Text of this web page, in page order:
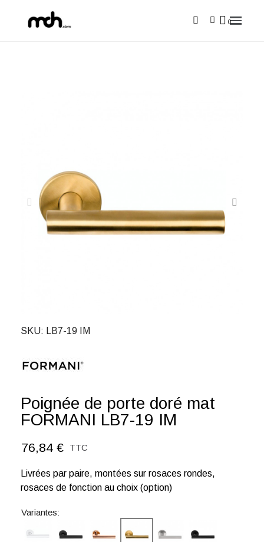
SKU LB7-19 IM
Poignée de porte doré mat
FORMANI LB7-19 IM
76,84 € TTC
Livrées par paire, montées sur rosaces rondes,
rosaces de fonction au choix (option)
Variantes: